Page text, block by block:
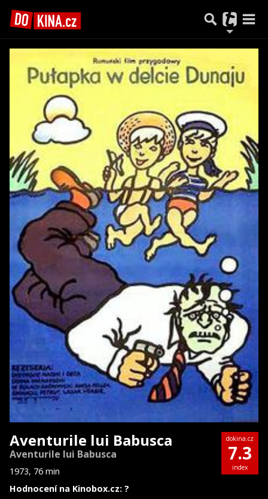
Aventurile lui Babusca
Aventurile lui Babusca
1973, 76 min
Hodnocení na Kinobox.cz: ?
dokina.cz
7.3
index